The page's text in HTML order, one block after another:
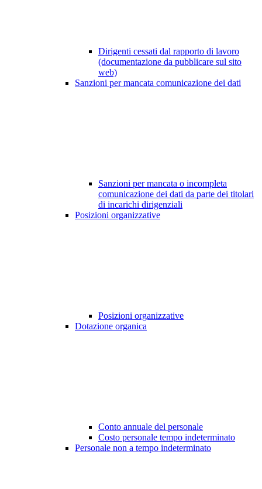
Dirigenti cessati dal rapporto di lavoro
(documentazione da pubblicare sul sito
web)
Sanzioni per mancata comunicazione dei dati
Sanzioni per mancata o incompleta
comunicazione dei dati da parte dei titolari
di incarichi dirigenziali
Posizioni organizzative
Posizioni organizzative
Dotazione organica
Conto annuale del personale
Costo personale tempo indeterminato
Personale non a tempo indeterminato